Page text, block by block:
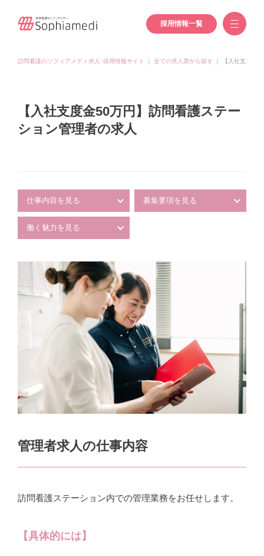
採用情報一覧
訪問看護のソフィアメディ求人･採用情報サイト 全ての求人票から探す 【入社支度金
【入社支度金50万円】訪問看護ステー
ション管理者の求人
仕事内容を見る 募集要項を見る
働く魅力を見る
管理者求人の仕事内容
訪問看護ステーション内での管理業務をお任せします。
【具体的には】